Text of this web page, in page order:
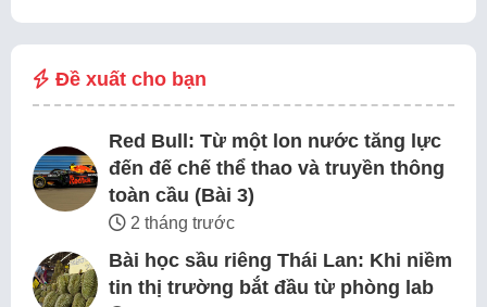
Đề xuất cho bạn
Red Bull: Từ một lon nước tăng lực
đến đế chế thể thao và truyền thông
toàn cầu (Bài 3)
2 tháng trước
Bài học sầu riêng Thái Lan: Khi niềm
tin thị trường bắt đầu từ phòng lab